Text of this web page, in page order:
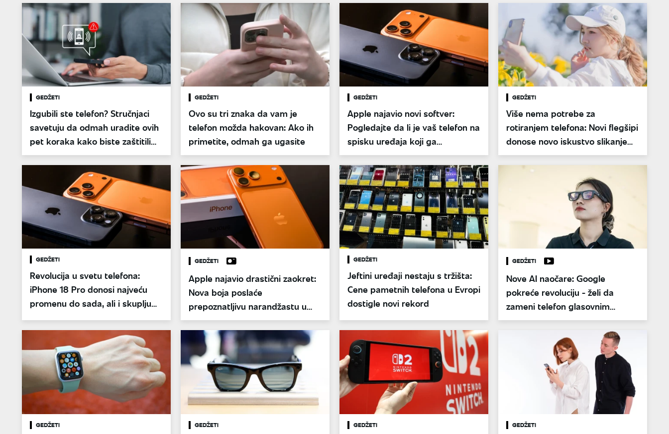
GEDŽETI
Izgubili ste telefon? Stručnjaci
savetuju da odmah uradite ovih
pet koraka kako biste zaštitili
podatke
GEDŽETI
Ovo su tri znaka da vam je
telefon možda hakovan: Ako ih
primetite, odmah ga ugasite
GEDŽETI
Apple najavio novi softver:
Pogledajte da li je vaš telefon na
spisku uređaja koji ga
podržavaju
GEDŽETI
Više nema potrebe za
rotiranjem telefona: Novi flegšipi
donose novo iskustvo slikanje
selfija
GEDŽETI
Revolucija u svetu telefona:
iPhone 18 Pro donosi najveću
promenu do sada, ali i skuplju
cenu
GEDŽETI
Apple najavio drastični zaokret:
Nova boja poslaće
prepoznatljivu narandžastu u
istoriju
GEDŽETI
Jeftini uređaji nestaju s tržišta:
Cene pametnih telefona u Evropi
dostigle novi rekord
GEDŽETI
Nove AI naočare: Google
pokreće revoluciju - želi da
zameni telefon glasovnim
komandama
GEDŽETI GEDŽETI GEDŽETI GEDŽETI